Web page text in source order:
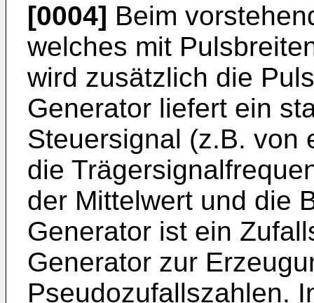
[0004] Beim
welches mit
wird zusätzlich die
Generator liefert ein
Steuersignal (z.B. von
die
der Mittelwert und die
Generator ist ein
Generator zur
Pseudozufallszahlen.